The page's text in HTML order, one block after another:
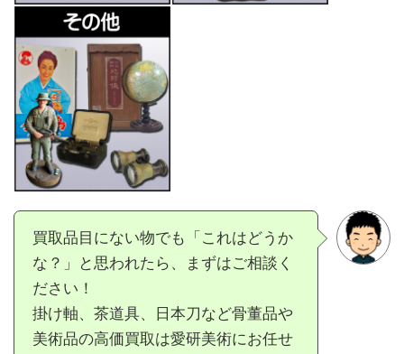
買取品目にない物でも「これはどうか
な？」と思われたら、まずはご相談く
ださい！
掛け軸、茶道具、日本刀など骨董品や
美術品の高価買取は愛研美術にお任せ